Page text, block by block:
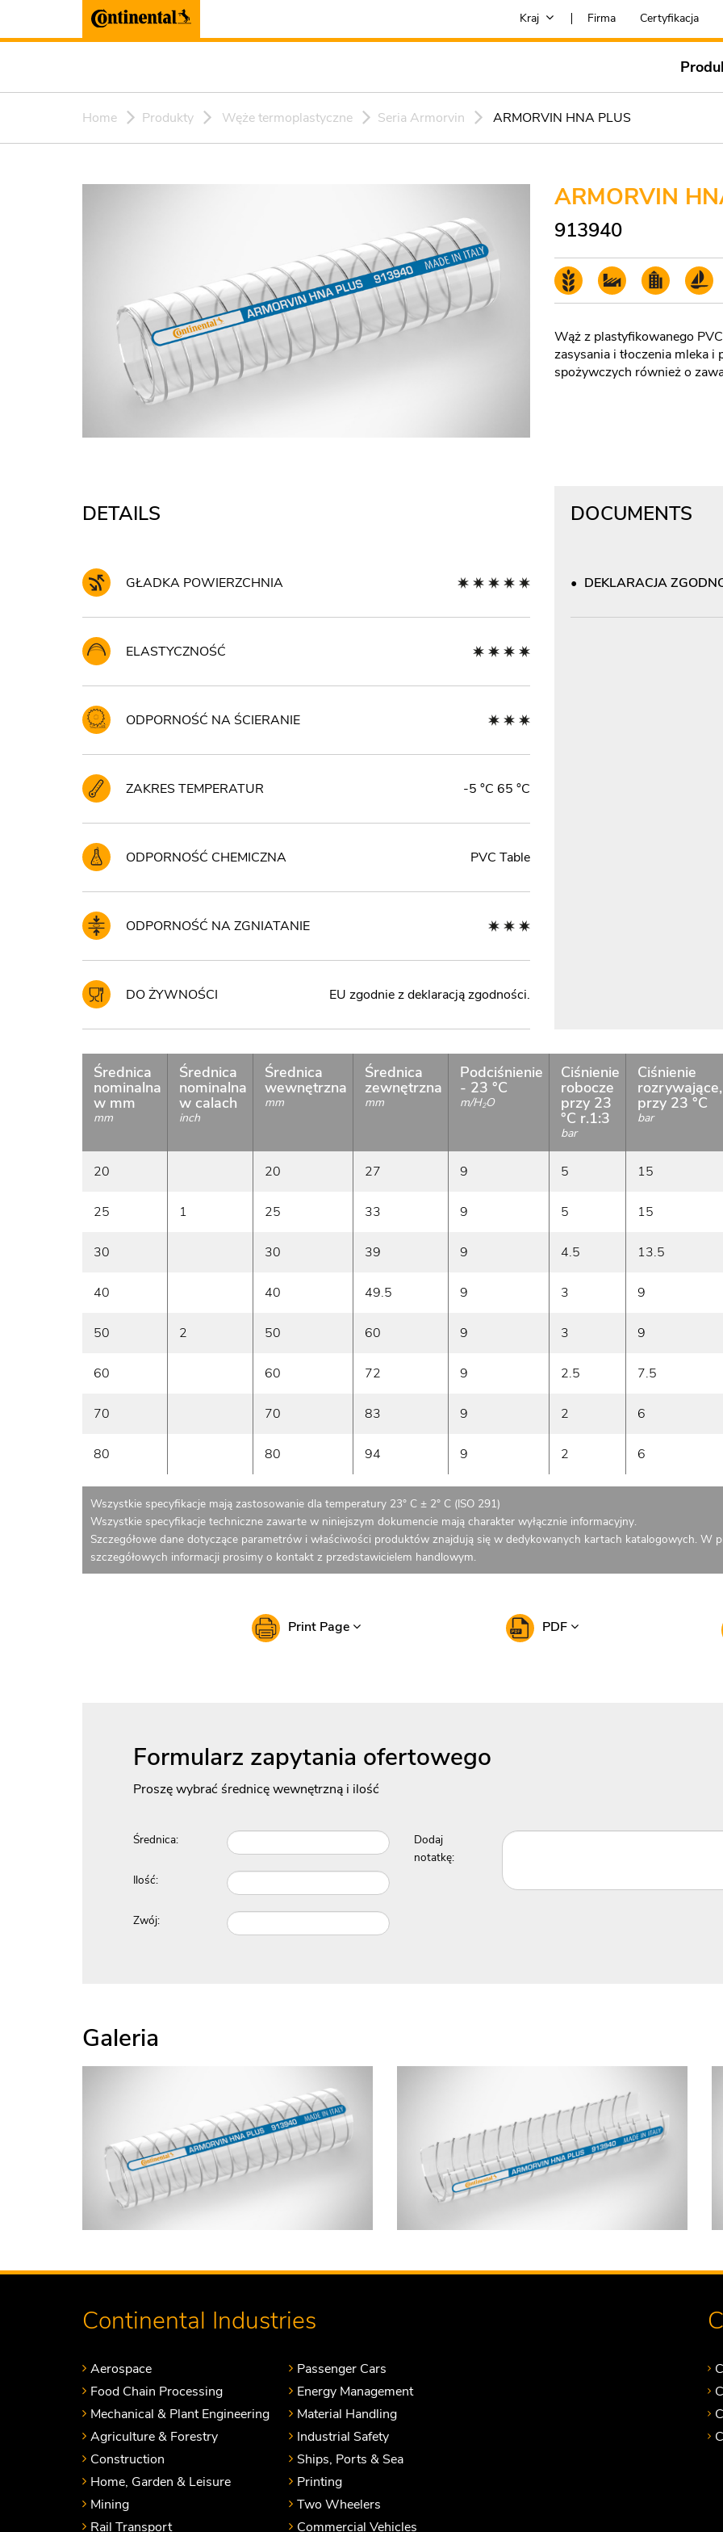
Kraj Firma Certyfikacja
Home Produkty Węże termoplastyczne Seria Armorvin ARMORVIN HNA PLUS
ARMORVIN
913940
Wąż z plastyfikowanego
zasysania i tłoczenia mleka
spożywczych również o
DETAILS
GŁADKA POWIERZCHNIA
ELASTYCZNOŚĆ
ODPORNOŚĆ NA ŚCIERANIE
ZAKRES TEMPERATUR -5 °C 65 °C
ODPORNOŚĆ CHEMICZNA PVC Table
ODPORNOŚĆ NA ZGNIATANIE
DO ŻYWNOŚCI EU zgodnie z deklaracją zgodności.
DOCUMENTS
DEKLARACJA
Średnica
nominalna
w mm
mm
Średnica
nominalna
w calach
inch
Średnica
wewnętrzna
mm
Średnica
zewnętrzna
mm
Podciśnienie
- 23 °C
m/H2O
Ciśnienie
robocze
przy 23
°C r.1:3
bar
Ciśnienie
rozrywające,
przy 23 °C
bar
20 20 27 9 5 15
25 1 25 33 9 5 15
30 30 39 9 4.5 13.5
40 40 49.5 9 3 9
50 2 50 60 9 3 9
60 60 72 9 2.5 7.5
70 70 83 9 2 6
80 80 94 9 2 6
Wszystkie specyfikacje mają zastosowanie dla temperatury 23° C ± 2° C (ISO 291)
Wszystkie specyfikacje techniczne zawarte w niniejszym dokumencie mają charakter wyłącznie informacyjny.
Szczegółowe dane dotyczące parametrów i właściwości produktów znajdują się w dedykowanych kartach katalogowych.
szczegółowych informacji prosimy o kontakt z przedstawicielem handlowym.
Print Page PDF
Formularz zapytania ofertowego
Proszę wybrać średnicę wewnętrzną i ilość
Średnica:
Ilość:
Zwój:
Dodaj
notatkę:
Galeria
Continental Industries
Aerospace
Food Chain Processing
Mechanical & Plant Engineering
Agriculture & Forestry
Construction
Home, Garden & Leisure
Mining
Rail Transport
Passenger Cars
Energy Management
Material Handling
Industrial Safety
Ships, Ports & Sea
Printing
Two Wheelers
Commercial Vehicles